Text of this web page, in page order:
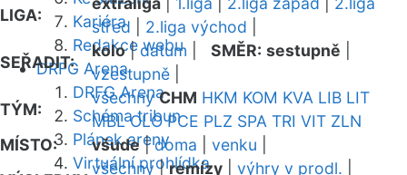
Kariéra
Redakce webu
DRFG Arena
DRFG Arena
Schéma tribun
Plánek areny
Virtuální prohlídka
LIGA:
střed
2.liga východ
SEŘADIT:
kolo|datum SMĚR: sestupně
vzestupně
TÝM:
všechny CHM HKM KOM KVA LIB LIT
MBL OLO PCE PLZ SPA TRI VIT ZLN
MÍSTO:
všude|doma venku
všechny|remízy výhry v prodl.